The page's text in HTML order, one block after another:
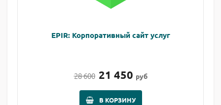
EPIR: Корпоративный сайт услуг
28 600 21 450 руб
В КОРЗИНУ